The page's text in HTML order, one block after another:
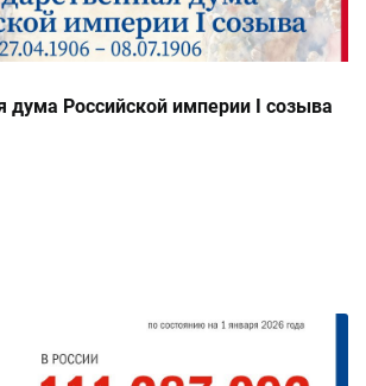
дума Российской империи I созыва